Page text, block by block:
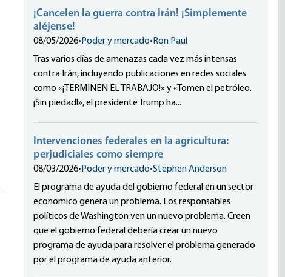
¡Cancelen la guerra contra Irán! ¡Simplemente
aléjense!
08/05/2026• Poder y mercado• Ron Paul
Tras varios días de amenazas cada vez más intensas
contra Irán, incluyendo publicaciones en redes sociales
como «¡TERMINEN EL TRABAJO!» y «Tomen el petróleo.
¡Sin piedad!», el presidente Trump ha...
Intervenciones federales en la agricultura:
perjudiciales como siempre
08/03/2026• Poder y mercado•Stephen Anderson
El programa de ayuda del gobierno federal en un sector
economico genera un problema. Los responsables
políticos de Washington ven un nuevo problema. Creen
que el gobierno federal debería crear un nuevo
programa de ayuda para resolver el problema generado
por el programa de ayuda anterior.